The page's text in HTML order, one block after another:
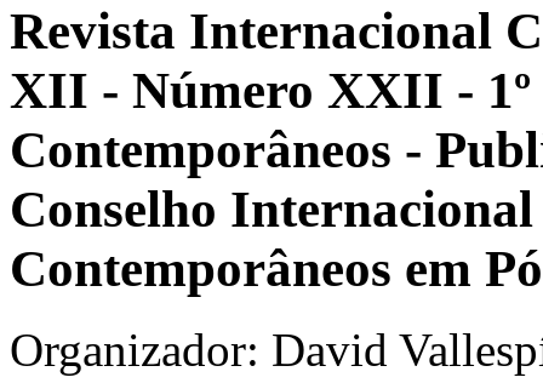
Revista Internacional
XII - Número XXII - 1º
Contemporâneos -
Conselho Internacional
Contemporâneos em
Organizador: David